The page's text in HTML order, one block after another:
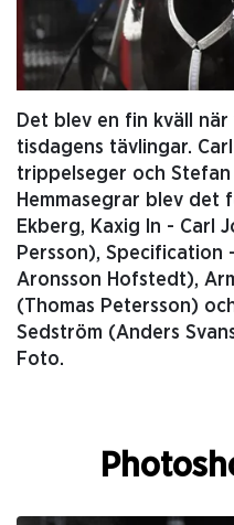
Det blev en fin kväll
tisdagens tävlingar.
trippelseger och
Hemmasegrar blev det
Ekberg, Kaxig In - Carl
Persson), Specification
Aronsson Hofstedt),
(Thomas Petersson)
Sedström (Anders
Foto.